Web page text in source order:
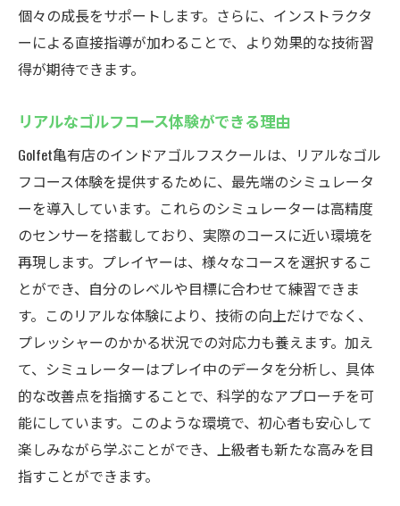
個々の成長をサポートします。さらに、インストラクタ
ーによる直接指導が加わることで、より効果的な技術習
得が期待できます。
リアルなゴルフコース体験ができる理由
Golfet亀有店のインドアゴルフスクールは、リアルなゴル
フコース体験を提供するために、最先端のシミュレータ
ーを導入しています。これらのシミュレーターは高精度
のセンサーを搭載しており、実際のコースに近い環境を
再現します。プレイヤーは、様々なコースを選択するこ
とができ、自分のレベルや目標に合わせて練習できま
す。このリアルな体験により、技術の向上だけでなく、
プレッシャーのかかる状況での対応力も養えます。加え
て、シミュレーターはプレイ中のデータを分析し、具体
的な改善点を指摘することで、科学的なアプローチを可
能にしています。このような環境で、初心者も安心して
楽しみながら学ぶことができ、上級者も新たな高みを目
指すことができます。